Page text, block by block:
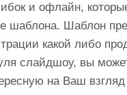
и офлайн,
шаблона. Шаблон
какой либо
слайдшоу, вы
на Ваш